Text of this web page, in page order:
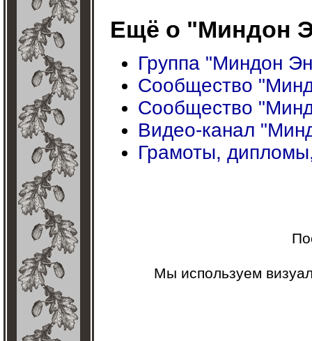
Ещё о "Миндон
Группа "Миндон
Сообщество
Сообщество
Видео-канал
Грамоты,
Мы используем